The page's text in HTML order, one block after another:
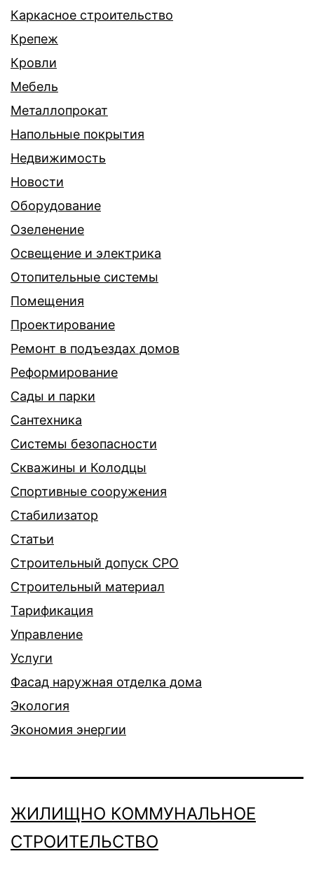
Каркасное строительство
Крепеж
Кровли
Мебель
Металлопрокат
Напольные покрытия
Недвижимость
Новости
Оборудование
Озеленение
Освещение и электрика
Отопительные системы
Помещения
Проектирование
Ремонт в подъездах домов
Реформирование
Сады и парки
Сантехника
Системы безопасности
Скважины и Колодцы
Спортивные сооружения
Стабилизатор
Статьи
Строительный допуск СРО
Строительный материал
Тарификация
Управление
Услуги
Фасад наружная отделка дома
Экология
Экономия энергии
ЖИЛИЩНО КОММУНАЛЬНОЕ
СТРОИТЕЛЬСТВО